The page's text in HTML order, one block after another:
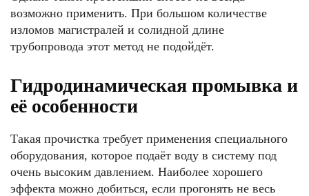
возможно применить. При большом количестве
изломов магистралей и солидной длине
трубопровода этот метод не подойдёт.
Гидродинамическая промывка и
её особенности
Такая прочистка требует применения специального
оборудования, которое подаёт воду в систему под
очень высоким давлением. Наиболее хорошего
эффекта можно добиться, если прогонять не весь